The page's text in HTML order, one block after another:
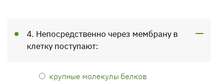
4. Непосредственно через мембрану в
клетку поступают:
крупные молекулы белков